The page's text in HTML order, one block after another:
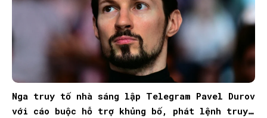
Nga truy tố nhà sáng lập Telegram Pavel Durov
với cáo buộc hỗ trợ khủng bố, phát lệnh truy